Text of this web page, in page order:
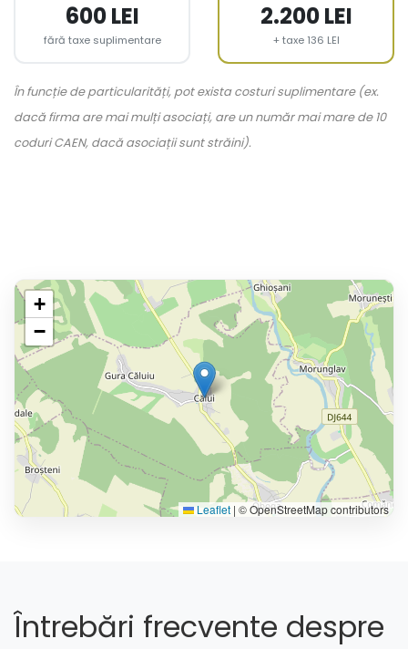
600 LEI
fără taxe suplimentare
2.200 LEI
+ taxe 136 LEI
În funcție de particularități, pot exista costuri suplimentare (ex.
dacă firma are mai mulți asociați, are un număr mai mare de 10
coduri CAEN, dacă asociații sunt străini).
+
−
Leaflet | © OpenStreetMap contributors
Întrebări frecvente despre